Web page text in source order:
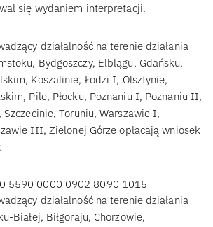
się wydaniem interpretacji.
działalność na terenie działania
Bydgoszczy, Elblągu, Gdańsku,
Koszalinie, Łodzi I, Olsztynie,
Pile, Płocku, Poznaniu I, Poznaniu II,
Szczecinie, Toruniu, Warszawie I,
III, Zielonej Górze opłacają wniosek
5590 0000 0902 8090 1015
działalność na terenie działania
Białej, Biłgoraju, Chorzowie,